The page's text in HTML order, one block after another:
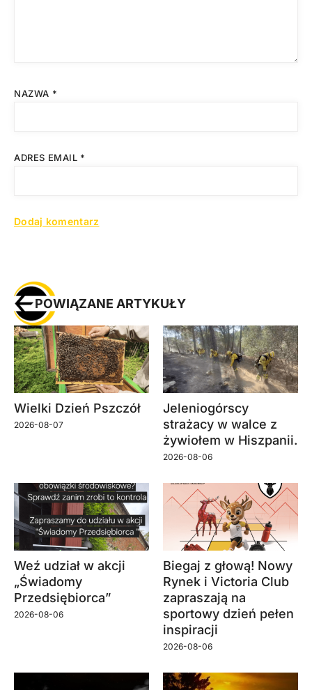
NAZWA *
ADRES EMAIL *
POWIĄZANE ARTYKUŁY
Wielki Dzień Pszczół
2026-08-07
Jeleniogórscy
strażacy w walce z
żywiołem w Hiszpanii.
2026-08-06
Weź udział w akcji
„Świadomy
Przedsiębiorca”
2026-08-06
Biegaj z głową! Nowy
Rynek i Victoria Club
zapraszają na
sportowy dzień pełen
inspiracji
2026-08-06